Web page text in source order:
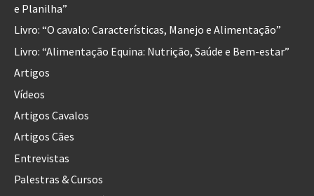
e Planilha”
Livro: “O cavalo: Características, Manejo e Alimentação”
Livro: “Alimentação Equina: Nutrição, Saúde e Bem-estar”
Artigos
Vídeos
Artigos Cavalos
Artigos Cães
Entrevistas
Palestras & Cursos